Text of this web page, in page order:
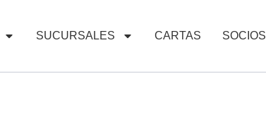
SUCURSALES CARTAS SOCIOS